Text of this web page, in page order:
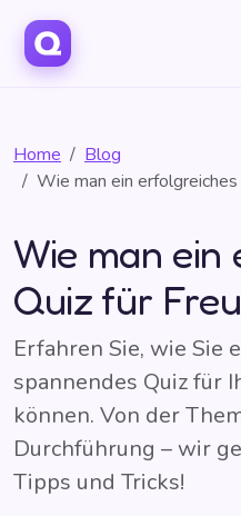
Home
Blog
Wie man ein
Wie man ein
Quiz für
Erfahren Sie, wie Sie
spannendes Quiz für
können. Von der
Durchführung – wir
Tipps und Tricks!